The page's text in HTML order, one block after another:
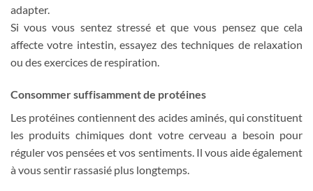
adapter.
Si vous vous sentez stressé et que vous pensez que cela
affecte votre intestin, essayez des techniques de relaxation
ou des exercices de respiration.
Consommer suffisamment de protéines
Les protéines contiennent des acides aminés, qui constituent
les produits chimiques dont votre cerveau a besoin pour
réguler vos pensées et vos sentiments. Il vous aide également
à vous sentir rassasié plus longtemps.